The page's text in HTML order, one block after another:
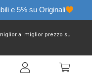
e 5% su Originali
al miglior prezzo su